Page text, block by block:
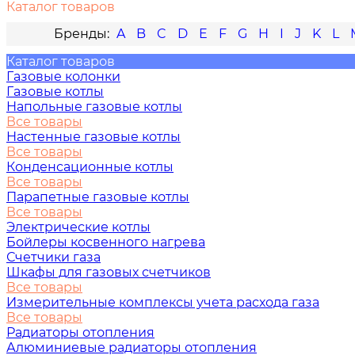
Каталог товаров
A
B C D E F G H I J K L
Каталог товаров
Газовые колонки
Газовые котлы
Напольные газовые котлы
Все товары
Настенные газовые котлы
Все товары
Конденсационные котлы
Все товары
Парапетные газовые котлы
Все товары
Электрические котлы
Бойлеры косвенного нагрева
Счетчики газа
Шкафы для газовых счетчиков
Все товары
Измерительные комплексы учета расхода газа
Все товары
Радиаторы отопления
Алюминиевые радиаторы отопления